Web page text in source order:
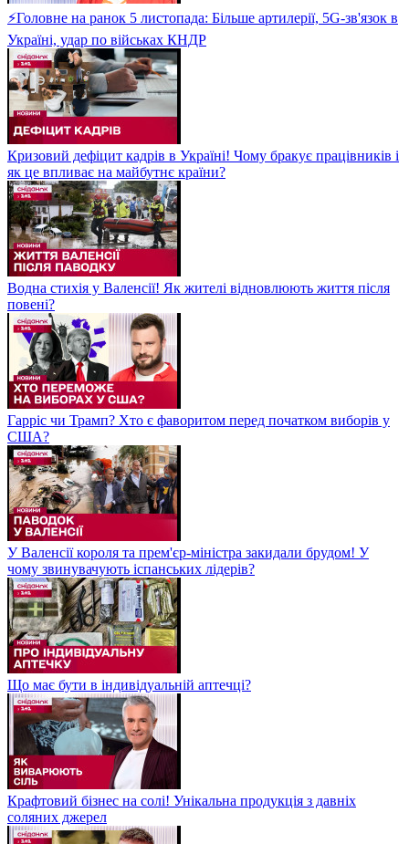
⚡Головне на ранок 5 листопада: Більше артилерії, 5G-зв'язок в
Україні, удар по військах КНДР
Кризовий дефіцит кадрів в Україні! Чому бракує працівників і
як це впливає на майбутнє країни?
Водна стихія у Валенсії! Як жителі відновлюють життя після
повені?
Гарріс чи Трамп? Хто є фаворитом перед початком виборів у
США?
У Валенсії короля та прем'єр-міністра закидали брудом! У
чому звинувачують іспанських лідерів?
Що має бути в індивідуальній аптечці?
Крафтовий бізнес на солі! Унікальна продукція з давніх
соляних джерел